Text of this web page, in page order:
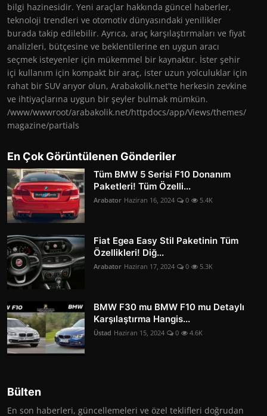
bilgi hazinesidir. Yeni araçlar hakkında güncel haberler,
teknoloji trendleri ve otomotiv dünyasındaki yenilikler
burada takip edilebilir. Ayrıca, araç karşılaştırmaları ve fiyat
analizleri, bütçesine ve beklentilerine en uygun aracı
seçmek isteyenler için mükemmel bir kaynaktır. İster şehir
içi kullanım için kompakt bir araç, ister uzun yolculuklar için
rahat bir SUV arıyor olun, Arabakolik.net'te herkesin zevkine
ve ihtiyaçlarına uygun bir şeyler bulmak mümkün.
/www/wwwroot/arabakolik.net/httpdocs/app/Views/themes/
magazine/partials
En Çok Görüntülenen Gönderiler
Tüm BMW 5 Serisi F10 Donanım
Paketleri! Tüm Özelli...
Arabator Haziran 16, 2024 0 5.4K
Fiat Egea Easy Stil Paketinin Tüm
Özellikleri! Diğ...
Arabator Haziran 17, 2024 0 5.3K
BMW F30 mu BMW F10 mu Detaylı
Karşılaştırma Hangis...
Üstad Haziran 15, 2024 0 4.6K
Bülten
En son haberleri, güncellemeleri ve özel teklifleri doğrudan